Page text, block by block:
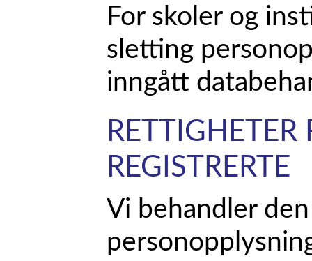
For skoler og
sletting
inngått
RETTIGHETER
REGISTRERTE
Vi behandler